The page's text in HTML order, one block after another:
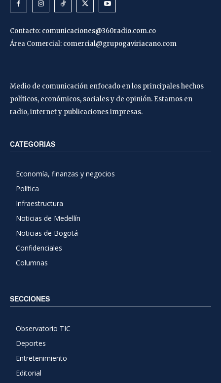
Contacto: comunicaciones@360radio.com.co
Área Comercial: comercial@grupogaviriacano.com
Medio de comunicación enfocado en los principales hechos
políticos, económicos, sociales y de opinión. Estamos en
radio, internet y publicaciones impresas.
CATEGORIAS
Economía, finanzas y negocios
Política
Infraestructura
Noticias de Medellín
Noticias de Bogotá
Confidenciales
Columnas
SECCIONES
Observatorio TIC
Deportes
Entretenimiento
Editorial